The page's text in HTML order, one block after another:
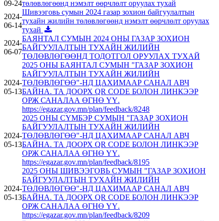
09-24төлөвлөгөөнд нэмэлт өөрчлөлт оруулах тухай
2024-
06-14
Шивээговь сумын 2024 газар зохион байгуулалтын
тухайн жилийн төлөвлөгөөнд нэмэлт өөрчлөлт оруулах
тухай
2024-
06-07
БАЯНТАЛ СУМЫН 2024 ОНЫ ГАЗАР ЗОХИОН
БАЙГУУЛАЛТЫН ТУХАЙН ЖИЛИЙН
ТӨЛӨВЛӨГӨӨНД ТОДОТГОЛ ОРУУЛАХ ТУХАЙ
2024-
05-13
2025 ОНЫ БАЯНТАЛ СУМЫН "ГАЗАР ЗОХИОН
БАЙГУУЛАЛТЫН ТУХАЙН ЖИЛИЙН
ТӨЛӨВЛӨГӨӨ"-НД ЦАХИМААР САНАЛ АВЧ
БАЙНА. ТА ДООРХ QR CODE БОЛОН ЛИНКЭЭР
ОРЖ САНАЛАА ӨГНӨ ҮҮ.
https://egazar.gov.mn/plan/feedback/8248
2024-
05-13
2025 ОНЫ СҮМБЭР СУМЫН "ГАЗАР ЗОХИОН
БАЙГУУЛАЛТЫН ТУХАЙН ЖИЛИЙН
ТӨЛӨВЛӨГӨӨ"-НД ЦАХИМААР САНАЛ АВЧ
БАЙНА. ТА ДООРХ QR CODE БОЛОН ЛИНКЭЭР
ОРЖ САНАЛАА ӨГНӨ ҮҮ.
https://egazar.gov.mn/plan/feedback/8195
2024-
05-13
2025 ОНЫ ШИВЭЭГОВЬ СУМЫН "ГАЗАР ЗОХИОН
БАЙГУУЛАЛТЫН ТУХАЙН ЖИЛИЙН
ТӨЛӨВЛӨГӨӨ"-НД ЦАХИМААР САНАЛ АВЧ
БАЙНА. ТА ДООРХ QR CODE БОЛОН ЛИНКЭЭР
ОРЖ САНАЛАА ӨГНӨ ҮҮ.
https://egazar.gov.mn/plan/feedback/8209